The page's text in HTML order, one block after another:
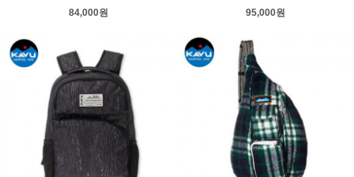
84,000원 95,000원